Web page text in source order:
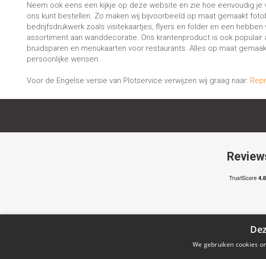
Neem ook eens een kijkje op deze website en zie hoe eenvoudig je
ons kunt bestellen. Zo maken wij bijvoorbeeld op maat gemaakt
bedrijfsdrukwerk zoals visitekaartjes, flyers en folder en een hebben
assortiment aan wanddecoratie. Ons krantenproduct is ook populair
bruidsparen en menukaarten voor restaurants. Alles op maat
persoonlijke wensen.
Voor de Engelse versie van Plotservice verwijzen wij graag naar:
We gebruiken cookies